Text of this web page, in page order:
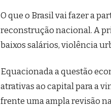
O que o Brasil vai fazer a
reconstrução nacional. A
baixos salários, violência
Equacionada a questão
atrativas ao capital para a
frente uma ampla revisão